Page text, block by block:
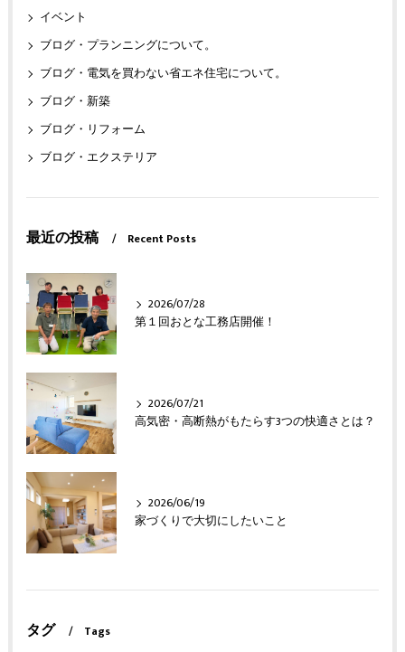
イベント
ブログ・プランニングについて。
ブログ・電気を買わない省エネ住宅について。
ブログ・新築
ブログ・リフォーム
ブログ・エクステリア
最近の投稿 Recent Posts
2026/07/28
第１回おとな工務店開催！
2026/07/21
高気密・高断熱がもたらす3つの快適さとは？
2026/06/19
家づくりで大切にしたいこと
タグ Tags